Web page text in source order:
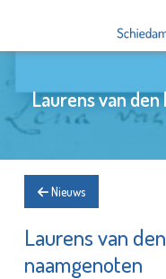
Laurens van
Nieuws
Laurens van
naamgenoten